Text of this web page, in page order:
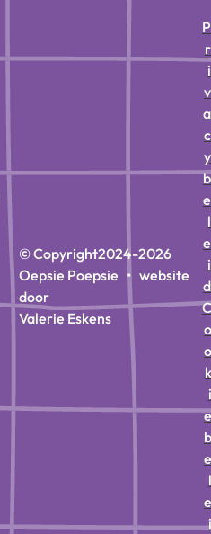
© Copyright2024-2026
Oepsie Poepsie • website
door
Valerie Eskens
P
r
i
v
a
c
y
b
e
l
e
i
d
C
o
o
k
i
e
b
e
l
e
i